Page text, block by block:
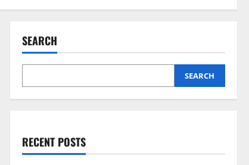
SEARCH
SEARCH
RECENT POSTS